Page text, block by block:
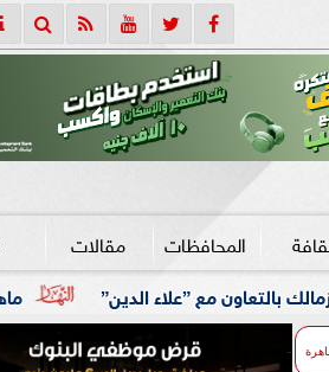
المحافظات مقالات
ماهر الزين: 25 حافلة تُعيد 1250 سودانيًا ضمن الفوج الـ41.. والالتزام بوثائق السفر عزز انسيابية العودة الطوعية الدين”